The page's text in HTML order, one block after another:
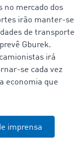
no mercado dos
irão manter-se
de transporte
Gburek.
irá
se cada vez
economia que
imprensa